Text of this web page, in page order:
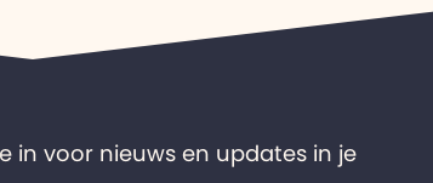
in voor nieuws en updates in je